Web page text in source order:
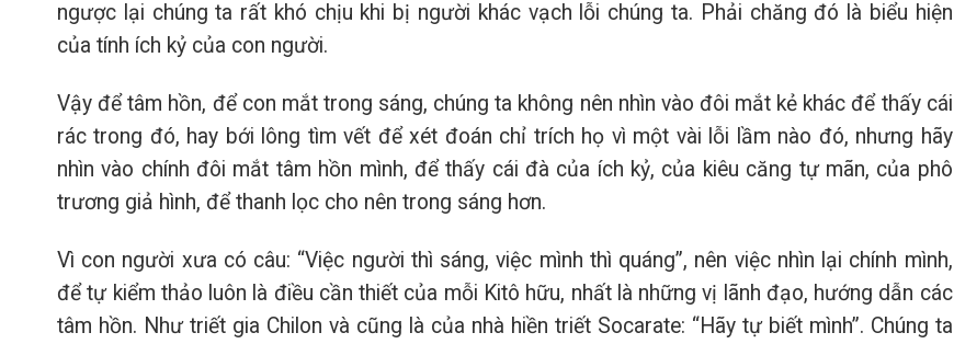
ngược lại chúng ta rất khó chịu khi bị người khác vạch lỗi chúng ta. Phải chăng đó là biểu hiện
của tính ích kỷ của con người.
Vậy để tâm hồn, để con mắt trong sáng, chúng ta không nên nhìn vào đôi mắt kẻ khác để thấy cái
rác trong đó, hay bới lông tìm vết để xét đoán chỉ trích họ vì một vài lỗi lầm nào đó, nhưng hãy
nhìn vào chính đôi mắt tâm hồn mình, để thấy cái đà của ích kỷ, của kiêu căng tự mãn, của phô
trương giả hình, để thanh lọc cho nên trong sáng hơn.
Vì con người xưa có câu: “Việc người thì sáng, việc mình thì quáng”, nên việc nhìn lại chính mình,
để tự kiểm thảo luôn là điều cần thiết của mỗi Kitô hữu, nhất là những vị lãnh đạo, hướng dẫn các
tâm hồn. Như triết gia Chilon và cũng là của nhà hiền triết Socarate: “Hãy tự biết mình”. Chúng ta